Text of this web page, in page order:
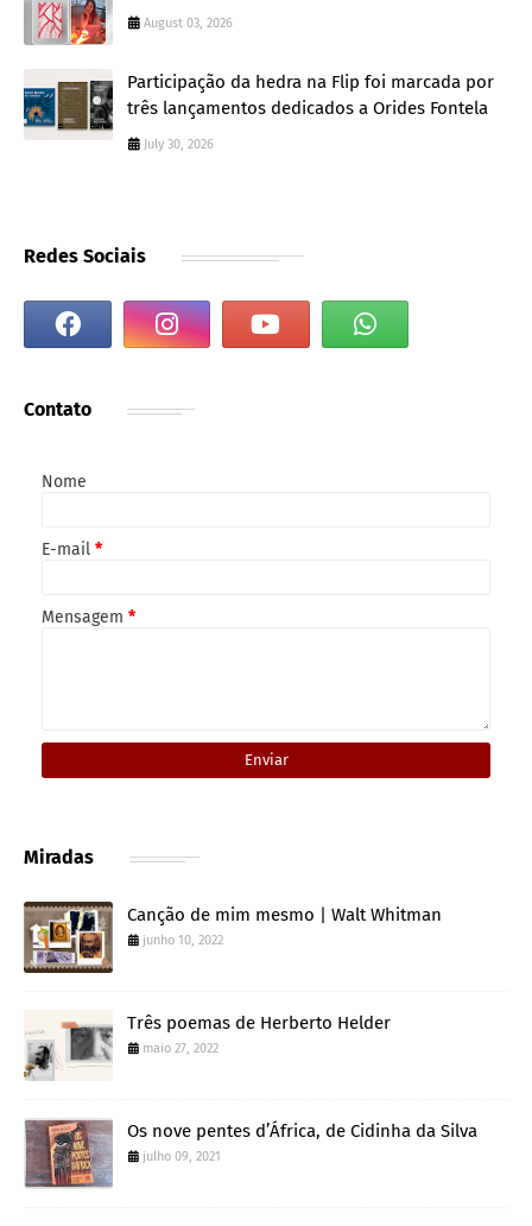
August 03, 2026
Participação da hedra na Flip foi marcada por
três lançamentos dedicados a Orides Fontela
July 30, 2026
Redes Sociais
Contato
Nome
E-mail *
Mensagem *
Miradas
Canção de mim mesmo | Walt Whitman
junho 10, 2022
Três poemas de Herberto Helder
maio 27, 2022
Os nove pentes d’África, de Cidinha da Silva
julho 09, 2021